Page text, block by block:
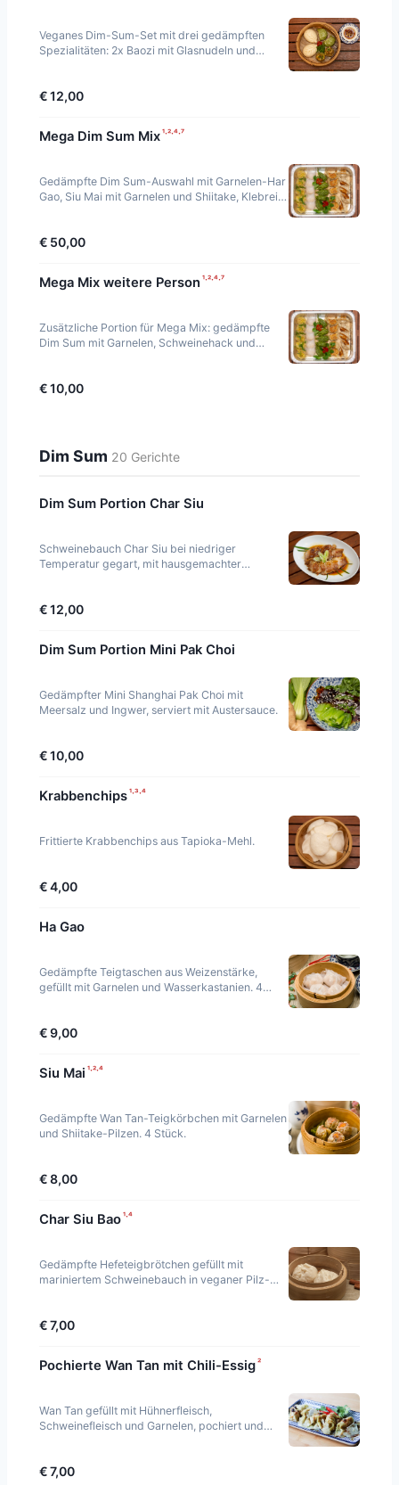
Veganes Dim-Sum-Set mit drei gedämpften
Spezialitäten: 2x Baozi mit Glasnudeln und
€ 12,00
Mega Dim Sum Mix¹·²·⁴·⁷
Gedämpfte Dim Sum-Auswahl mit Garnelen-Har
Gao, Siu Mai mit Garnelen und Shiitake, Klebreis-
€ 50,00
Mega Mix weitere Person ¹·²·⁴·⁷
Zusätzliche Portion für Mega Mix: gedämpfte
Dim Sum mit Garnelen, Schweinehack und
€ 10,00
Dim Sum 20 Gerichte
Dim Sum Portion Char Siu
Schweinebauch Char Siu bei niedriger
Temperatur gegart, mit hausgemachter
€ 12,00
Dim Sum Portion Mini Pak Choi
Gedämpfter Mini Shanghai Pak Choi mit
Meersalz und Ingwer, serviert mit Austersauce.
€ 10,00
Krabbenchips¹·³·⁴
Frittierte Krabbenchips aus Tapioka-Mehl.
€ 4,00
Ha Gao
Gedämpfte Teigtaschen aus Weizenstärke,
gefüllt mit Garnelen und Wasserkastanien. 4
€ 9,00
Siu Mai ¹·²·⁴
Gedämpfte Wan Tan-Teigkörbchen mit Garnelen
und Shiitake-Pilzen. 4 Stück.
€ 8,00
Char Siu Bao¹·⁴
Gedämpfte Hefeteigbrötchen gefüllt mit
mariniertem Schweinebauch in veganer Pilz-
€ 7,00
Pochierte Wan Tan mit Chili-Essig²
Wan Tan gefüllt mit Hühnerfleisch,
Schweinefleisch und Garnelen, pochiert und
€ 7,00